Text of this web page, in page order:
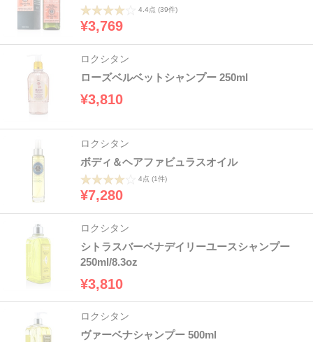
4.4点 (39件)
¥3,769
ロクシタン
ローズベルベットシャンプー 250ml
¥3,810
ロクシタン
ボディ＆ヘアファビュラスオイル
4点 (1件)
¥7,280
ロクシタン
シトラスバーベナデイリーユースシャンプー
250ml/8.3oz
¥3,810
ロクシタン
ヴァーベナシャンプー 500ml